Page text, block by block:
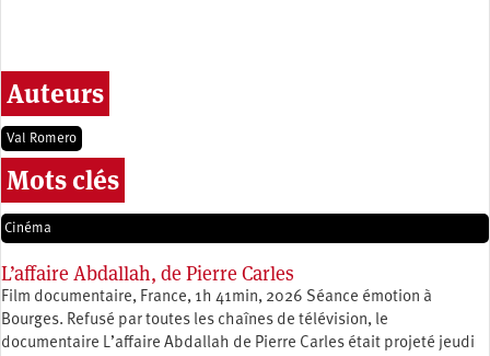
Auteurs
Val Romero
Mots clés
Cinéma
L’affaire Abdallah, de Pierre Carles
Film documentaire, France, 1h 41min, 2026 Séance émotion à
Bourges. Refusé par toutes les chaînes de télévision, le
documentaire L’affaire Abdallah de Pierre Carles était projeté jeudi